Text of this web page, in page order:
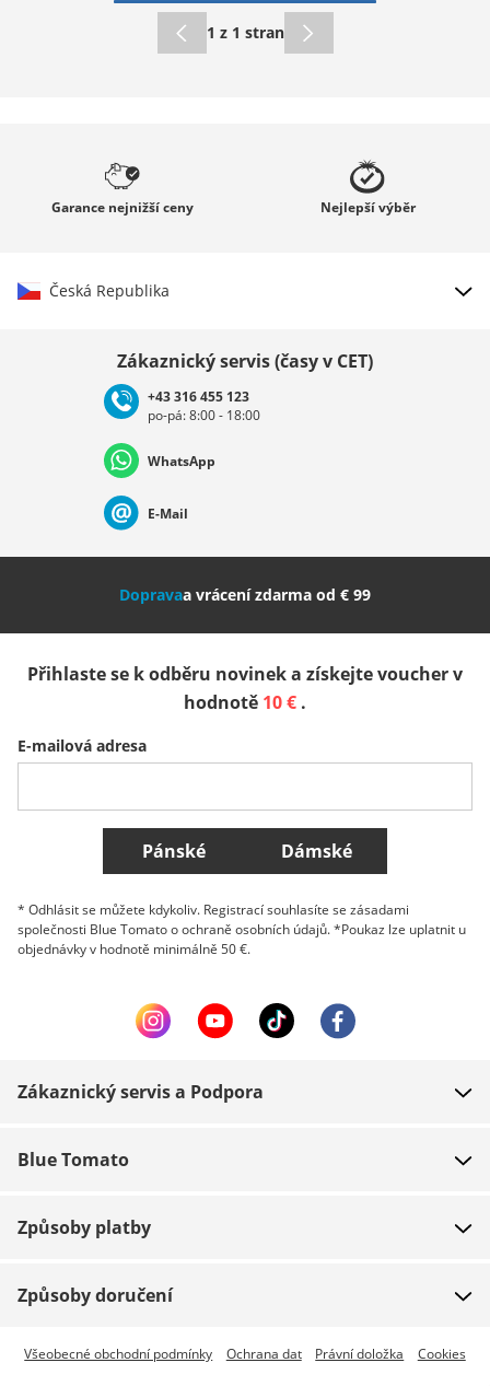
1 z 1 stran
Garance nejnižší ceny Nejlepšívýběr
Česká Republika
Deutschland Österreich
Nederland Italia (Italiano) Italien (Deutsch)
Slovenija
Belgique (Français) Danmark Norge
Všechny země
Zákaznický servis (časy v CET)
+43 316 455 123
po-pá: 8:00 - 18:00
WhatsApp
E-Mail
Dopravaa vrácení zdarma od € 99
Přihlaste se k odběru novinek a získejte voucher v
hodnotě 10 € .
E-mailová adresa
Pánské Dámské
* Odhlásit se můžete kdykoliv. Registrací souhlasíte se zásadami
společnosti Blue Tomato o ochraně osobních údajů. *Poukaz lze uplatnit u
objednávky v hodnotě minimálně 50 €.
Zákaznický servis a Podpora
Platba
Navrácení zboží
Sledování zásilky
Blue Tomato
Práce
Blue World
Způsoby platby
Způsoby doručení
Expresní doručení je dostupné
Všeobecné obchodní podmínky Ochrana dat Právní doložka Cookies